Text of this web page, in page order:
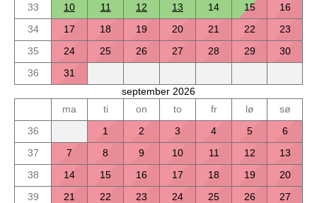
33
10 11 12 13 14 15
16
34
17 18 19 20 21 22
23
35
24 25 26 27 28 29
30
36
31
september 2026
ma
ti on to fr lø
sø
36
1 2 3 4 5
6
37
7 8 9 10 11 12
13
38
14 15 16 17 18 19
20
39
21 22 23 24 25 26
27